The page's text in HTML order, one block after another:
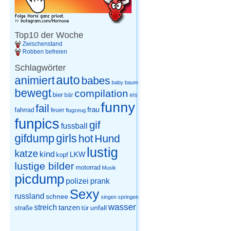
Top10 der Woche
Zwischenstand
Robben befreien
Schlagwörter
animiertauto babes baby baum
bewegt bier bär compilation eis
fahrrad fail feuer flugzeug fraufunny
funpics fussball gif
gifdump girls hotHund
katze kind kopf LKW lustig
lustige bilder motorrad Musik
picdump polizei prank
russland schnee Sexy singen springen
straße streich tanzen tür unfallwasser